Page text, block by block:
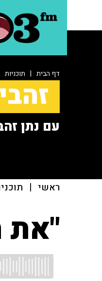
דף הבית | תוכניות
עם נתן
ראשי |
"את